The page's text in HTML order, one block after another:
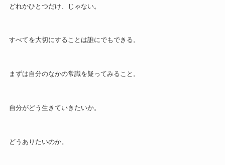
どれかひとつだけ、じゃない。
すべてを大切にすることは誰にでもできる。
まずは自分のなかの常識を疑ってみること。
自分がどう生きていきたいか。
どうありたいのか。